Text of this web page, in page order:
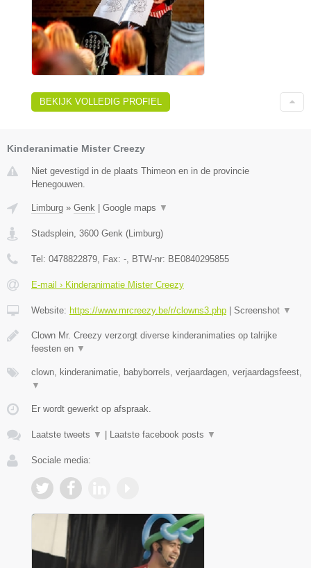
BEKIJK VOLLEDIG PROFIEL
Kinderanimatie Mister Creezy
Niet gevestigd in de plaats Thimeon en in de provincie
Henegouwen.
Limburg » Genk Google maps ▼
Stadsplein, 3600 Genk (Limburg)
Tel: 0478822879, Fax: -, BTW-nr: BE0840295855
E-mail › Kinderanimatie Mister Creezy
Website: https://www.mrcreezy.be/r/clowns3.php Screenshot ▼
Clown Mr. Creezy verzorgt diverse kinderanimaties op talrijke
feesten en ▼
clown, kinderanimatie, babyborrels, verjaardagen, verjaardagsfeest,
▼
Er wordt gewerkt op afspraak.
Laatste tweets ▼ Laatste facebook posts ▼
Sociale media: